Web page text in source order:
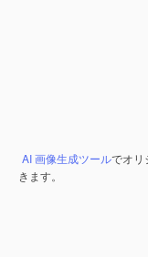
AI 画像生成ツールでオリ
きます。